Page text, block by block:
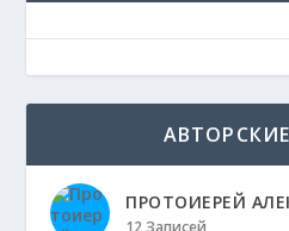
ПРОТОИЕРЕЙ
12 Записей